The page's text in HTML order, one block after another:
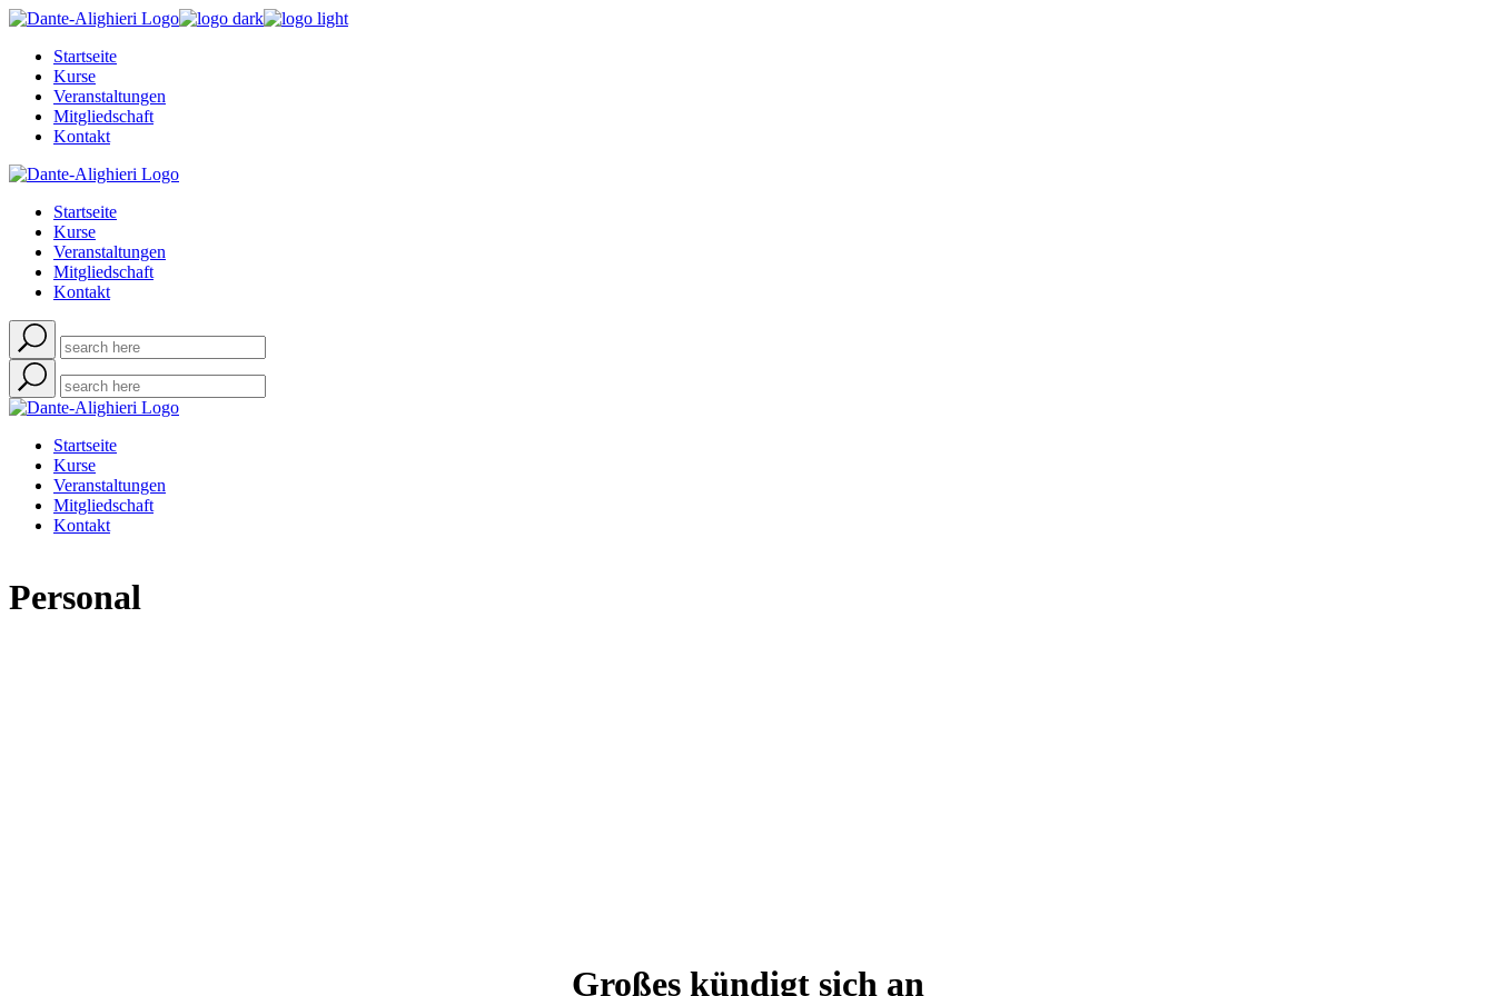
Skip
content
Startseite
Kurse
Veranstaltungen
Mitgliedschaft
Kontakt
Startseite
Kurse
Veranstaltungen
Mitgliedschaft
Kontakt
Startseite
Kurse
Veranstaltungen
Mitgliedschaft
Kontakt
Personal
Großes kündigt sich an